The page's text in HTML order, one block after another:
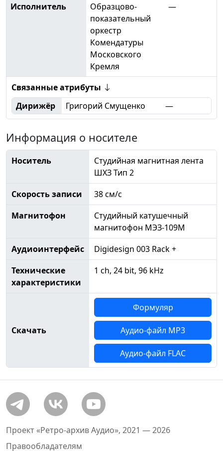
Исполнитель
Образцово-
показательный
оркестр
Комендатуры
Московского
Кремля
—
Связанные атрибуты
Дирижёр
Григорий Смущенко —
Информация о носителе
Носитель
Студийная магнитная лента
ШХЗ Тип 2
Скорость записи
38 см/с
Магнитофон
Студийный катушечный
магнитофон МЭЗ-109М
Аудиоинтерфейс
Digidesign 003 Rack +
Технические
характеристики
1 ch, 24 bit, 96 kHz
Скачать
Формуляр
Аудио-файл MP3
Аудио-файл FLAC
Проект «Ретро-архив Аудио», 2021 — 2026
Правообладателям